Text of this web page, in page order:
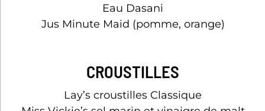
Eau Dasani
Jus Minute Maid (pomme, orange)
CROUSTILLES
Lay’s croustilles Classique